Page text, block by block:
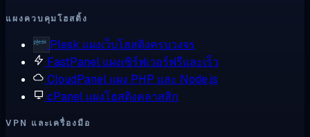
แผงควบคุมโฮสติ้ง
Plesk แผงเว็บโฮสติงครบวงจร
FastPanel แผงเซิร์ฟเวอร์ฟรีและเร็ว
CloudPanel แผง PHP และ Node.js
cPanel แผงโฮสติงคลาสสิก
VPN และเครื่องมือ